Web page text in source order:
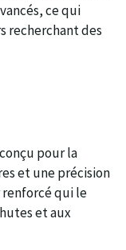
ce qui
recherchant des
pour la
et une précision
renforcé qui le
et aux